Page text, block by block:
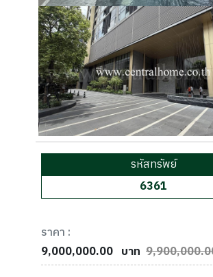
รหัสทรัพย์
6361
ราคา :
9,000,000.00 บาท